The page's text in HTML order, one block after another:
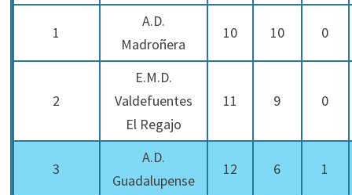
1
A.D.
Madroñera
10 10 0
2
E.M.D.
Valdefuentes
El Regajo
11 9 0
3
A.D.
Guadalupense
12 6 1